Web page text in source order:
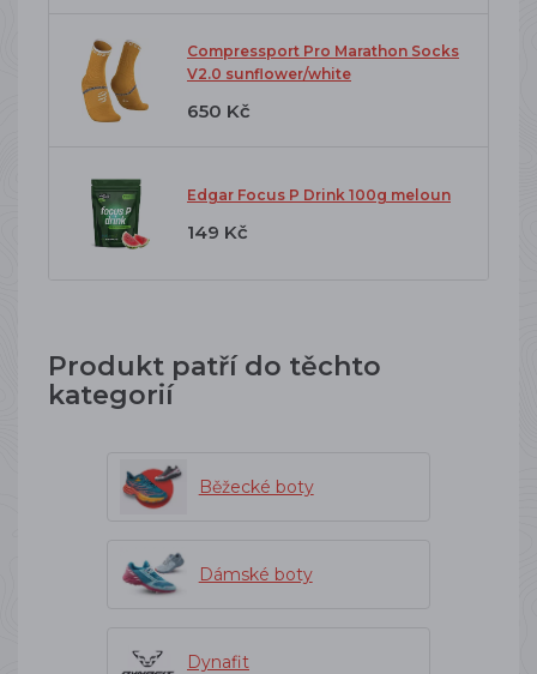
Compressport Pro Marathon Socks
V2.0 sunflower/white
650 Kč
Edgar Focus P Drink 100g meloun
149 Kč
Produkt patří do těchto
kategorií
Běžecké boty
Dámské boty
Dynafit